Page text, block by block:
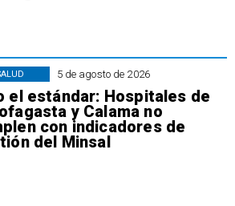
5 de agosto de 2026
el estándar: Hospitales de
y Calama no
con indicadores de
del Minsal